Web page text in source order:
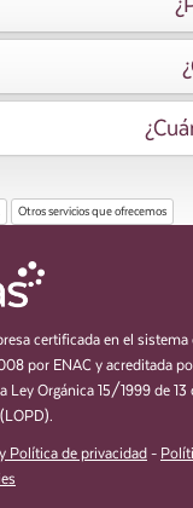
Otros servicios que ofrecemos
certificada en el
por ENAC y acreditada
Ley Orgánica 15/1999 de
Política de privacidad-